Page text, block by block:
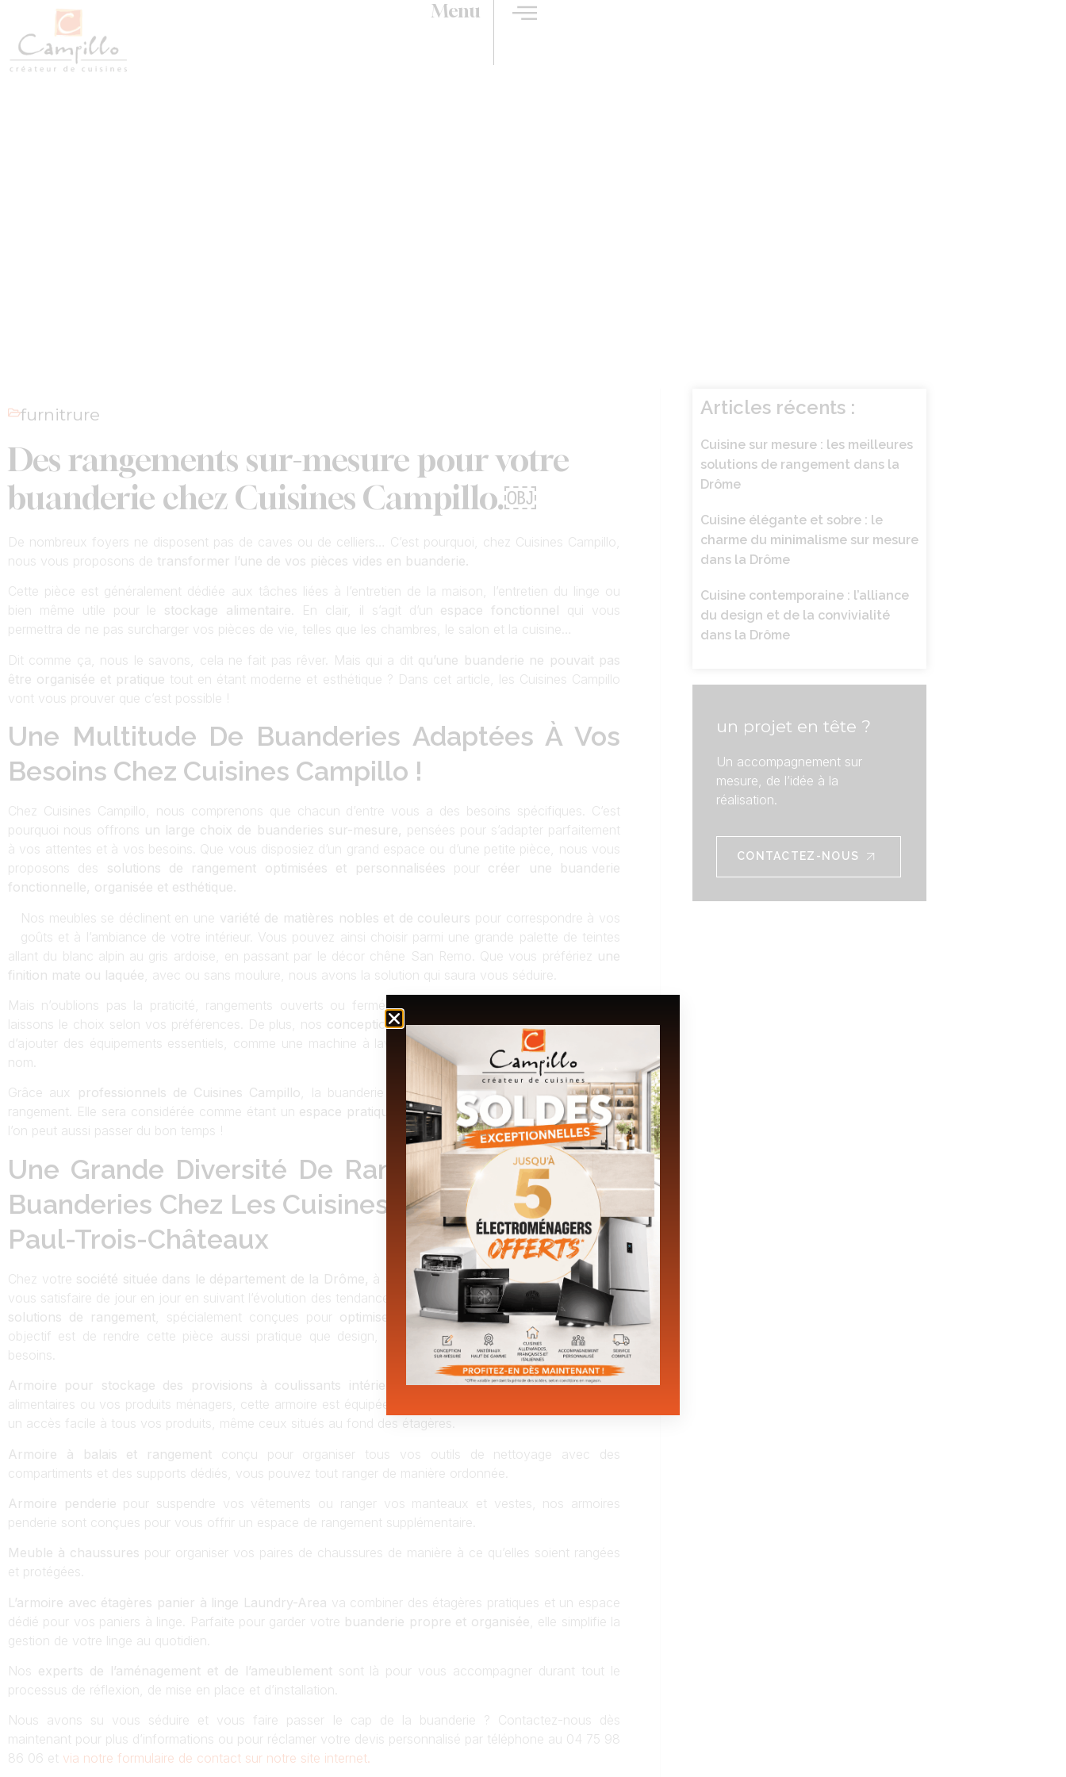
Menu
furnitrure
Des rangements sur-mesure pour votre
buanderie chez Cuisines Campillo.￼
De nombreux foyers ne disposent pas de caves ou de celliers… C’est pourquoi, chez Cuisines Campillo,
nous vous proposons de transformer l’une de vos pièces vides en buanderie.
Cette pièce est généralement dédiée aux tâches liées à l’entretien de la maison, l’entretien du linge ou
bien même utile pour le stockage alimentaire . En clair, il s’agit d’un espace fonctionnel qui vous
permettra de ne pas surcharger vos pièces de vie, telles que les chambres, le salon et la cuisine…
Dit comme ça, nous le savons, cela ne fait pas rêver. Mais qui a dit qu’une buanderie ne pouvait pas
être organisée et pratique tout en étant moderne et esthétique ? Dans cet article, les Cuisines Campillo
vont vous prouver que c’est possible !
Une Multitude De Buanderies Adaptées À Vos
Besoins Chez Cuisines Campillo !
Chez Cuisines Campillo, nous comprenons que chacun d’entre vous a des besoins spécifiques. C’est
pourquoi nous offrons un large choix de buanderies sur-mesure, pensées pour s’adapter parfaitement
à vos attentes et à vos besoins. Que vous disposiez d’un grand espace ou d’une petite pièce, nous vous
proposons des solutions de rangement optimisées et personnalisées pour créer une buanderie
fonctionnelle, organisée et esthétique.
Nos meubles se déclinent en une variété de matières nobles et de couleurs pour correspondre à vos
goûts et à l’ambiance de votre intérieur. Vous pouvez ainsi choisir parmi une grande palette de teintes
allant du blanc alpin au gris ardoise, en passant par le décor chêne San Remo. Que vous préfériez une
finition mate ou laquée , avec ou sans moulure, nous avons la solution qui saura vous séduire.
Mais n’oublions pas la praticité, rangements ouverts ou fermés, avec ou sans poignées, nous vous
laissons le choix selon vos préférences. De plus, nos conceptions de buanderiesintègrent la possibilité
d’ajouter des équipements essentiels, comme une machine à laver intégrée, pour un gain de place san
nom.
Grâce aux
professionnels de Cuisines Campillo, la buanderie sera bien plus qu’une simple pièce de
rangement. Elle sera considérée comme étant un espace pratique, organisé, moderne et esthétiqueoù
l’on peut aussi passer du bon temps !
Une Grande Diversité De Rangement Pour Les
Buanderies Chez Les Cuisines Campillo, À Saint-
Paul-Trois-Châteaux
Chez votre société située dans le département de la Drôme, à Saint-Paul-Trois-Châteaux, nous aimons
vous satisfaire de jour en jour en suivant l’évolution des tendances. Retrouvez donc unelarge gamme de
solutions de rangement , spécialement conçues pour optimiser l’espace de votre buanderie. Notre
objectif est de rendre cette pièce aussi pratique que design, et ce, tout en répondant à vos divers
besoins.
Armoire pour stockage des provisions à coulissants intérieurs , parfaite pour ranger vos denrées
alimentaires ou vos produits ménagers, cette armoire est équipée de coulissants intérieurs qui permettent
un accès facile à tous vos produits, même ceux situés au fond des étagères.
Armoire à balais et rangement conçu pour organiser tous vos outils de nettoyage avec des
compartiments et des supports dédiés, vous pouvez tout ranger de manière ordonnée.
Armoire penderie pour suspendre vos vêtements ou ranger vos manteaux et vestes, nos armoires
penderie sont conçues pour vous offrir un espace de rangement supplémentaire.
Meuble à chaussures pour organiser vos paires de chaussures de manière à ce qu’elles soient rangées
et protégées.
L’armoire avec étagères panier à linge Laundry-Area va combiner des étagères pratiques et un espace
dédié pour vos paniers à linge. Parfaite pour garder votre buanderie propre et organisée , elle simplifie la
gestion de votre linge au quotidien.
Nos experts de l’aménagement et de l’ameublementsont là pour vous accompagner durant tout le
processus de réflexion, de mise en place et d’installation.
Nous avons su vous séduire et vous faire passer le cap de la buanderie ? Contactez-nous dès
maintenant pour plus d’informations ou pour réclamer votre devis personnalisé par téléphone au 04 75 98
86 06 et via notre formulaire de contact sur notre site internet.
Articles récents :
Cuisine sur mesure : les meilleures
solutions de rangement dans la
Drôme
Cuisine élégante et sobre : le
charme du minimalisme sur mesure
dans la Drôme
Cuisine contemporaine : l’alliance
du design et de la convivialité
dans la Drôme
un projet en tête ?
Un accompagnement sur
mesure, de l’idée à la
réalisation.
CONTACTEZ-NOUS